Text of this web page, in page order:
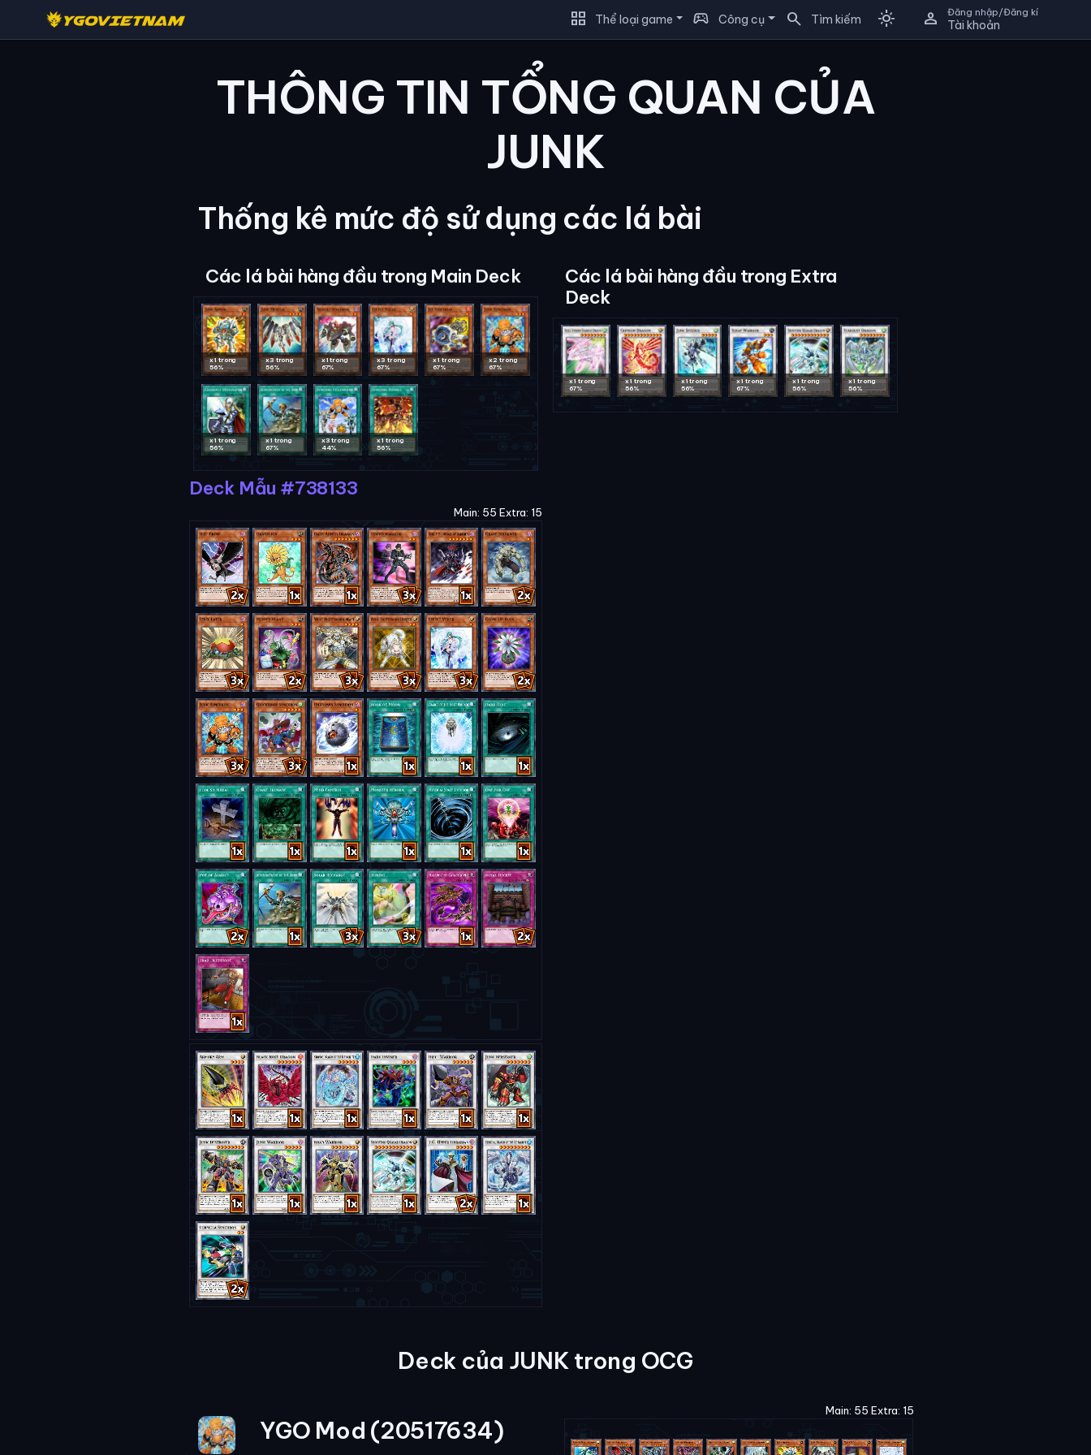
grid_view Thể loại game sports_esports Công cụ search Tìm kiếm light_mode person Đăng nhập/Đăng kí
Tài khoản
THÔNG TIN TỔNG QUAN CỦA
JUNK
Thống kê mức độ sử dụng các lá bài
Các lá bài hàng đầu trong Main Deck
x1 trong
56%
x3 trong
56%
x1 trong
67%
x3 trong
67%
x1 trong
67%
x2 trong
67%
x1 trong
56%
x1 trong
67%
x3 trong
44%
x1 trong
56%
Các lá bài hàng đầu trong Extra
Deck
x1 trong
67%
x1 trong
56%
x1 trong
56%
x1 trong
67%
x1 trong
56%
x1 trong
56%
Deck Mẫu #738133
Main: 55 Extra: 15
Deck của JUNK trong OCG
YGO Mod (20517634)
Main: 55 Extra: 15